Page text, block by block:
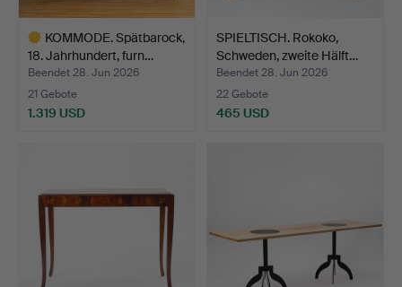
KOMMODE. Spätbarock,
18. Jahrhundert, furn…
Beendet 28. Jun 2026
21 Gebote
1.319 USD
SPIELTISCH. Rokoko,
Schweden, zweite Hälft…
Beendet 28. Jun 2026
22 Gebote
465 USD